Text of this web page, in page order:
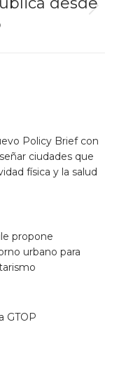
Policy Brief con
ciudades que
física y la salud
propone
urbano para
GTOP